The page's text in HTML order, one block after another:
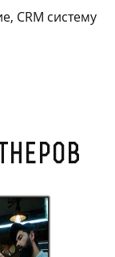
CRM систему